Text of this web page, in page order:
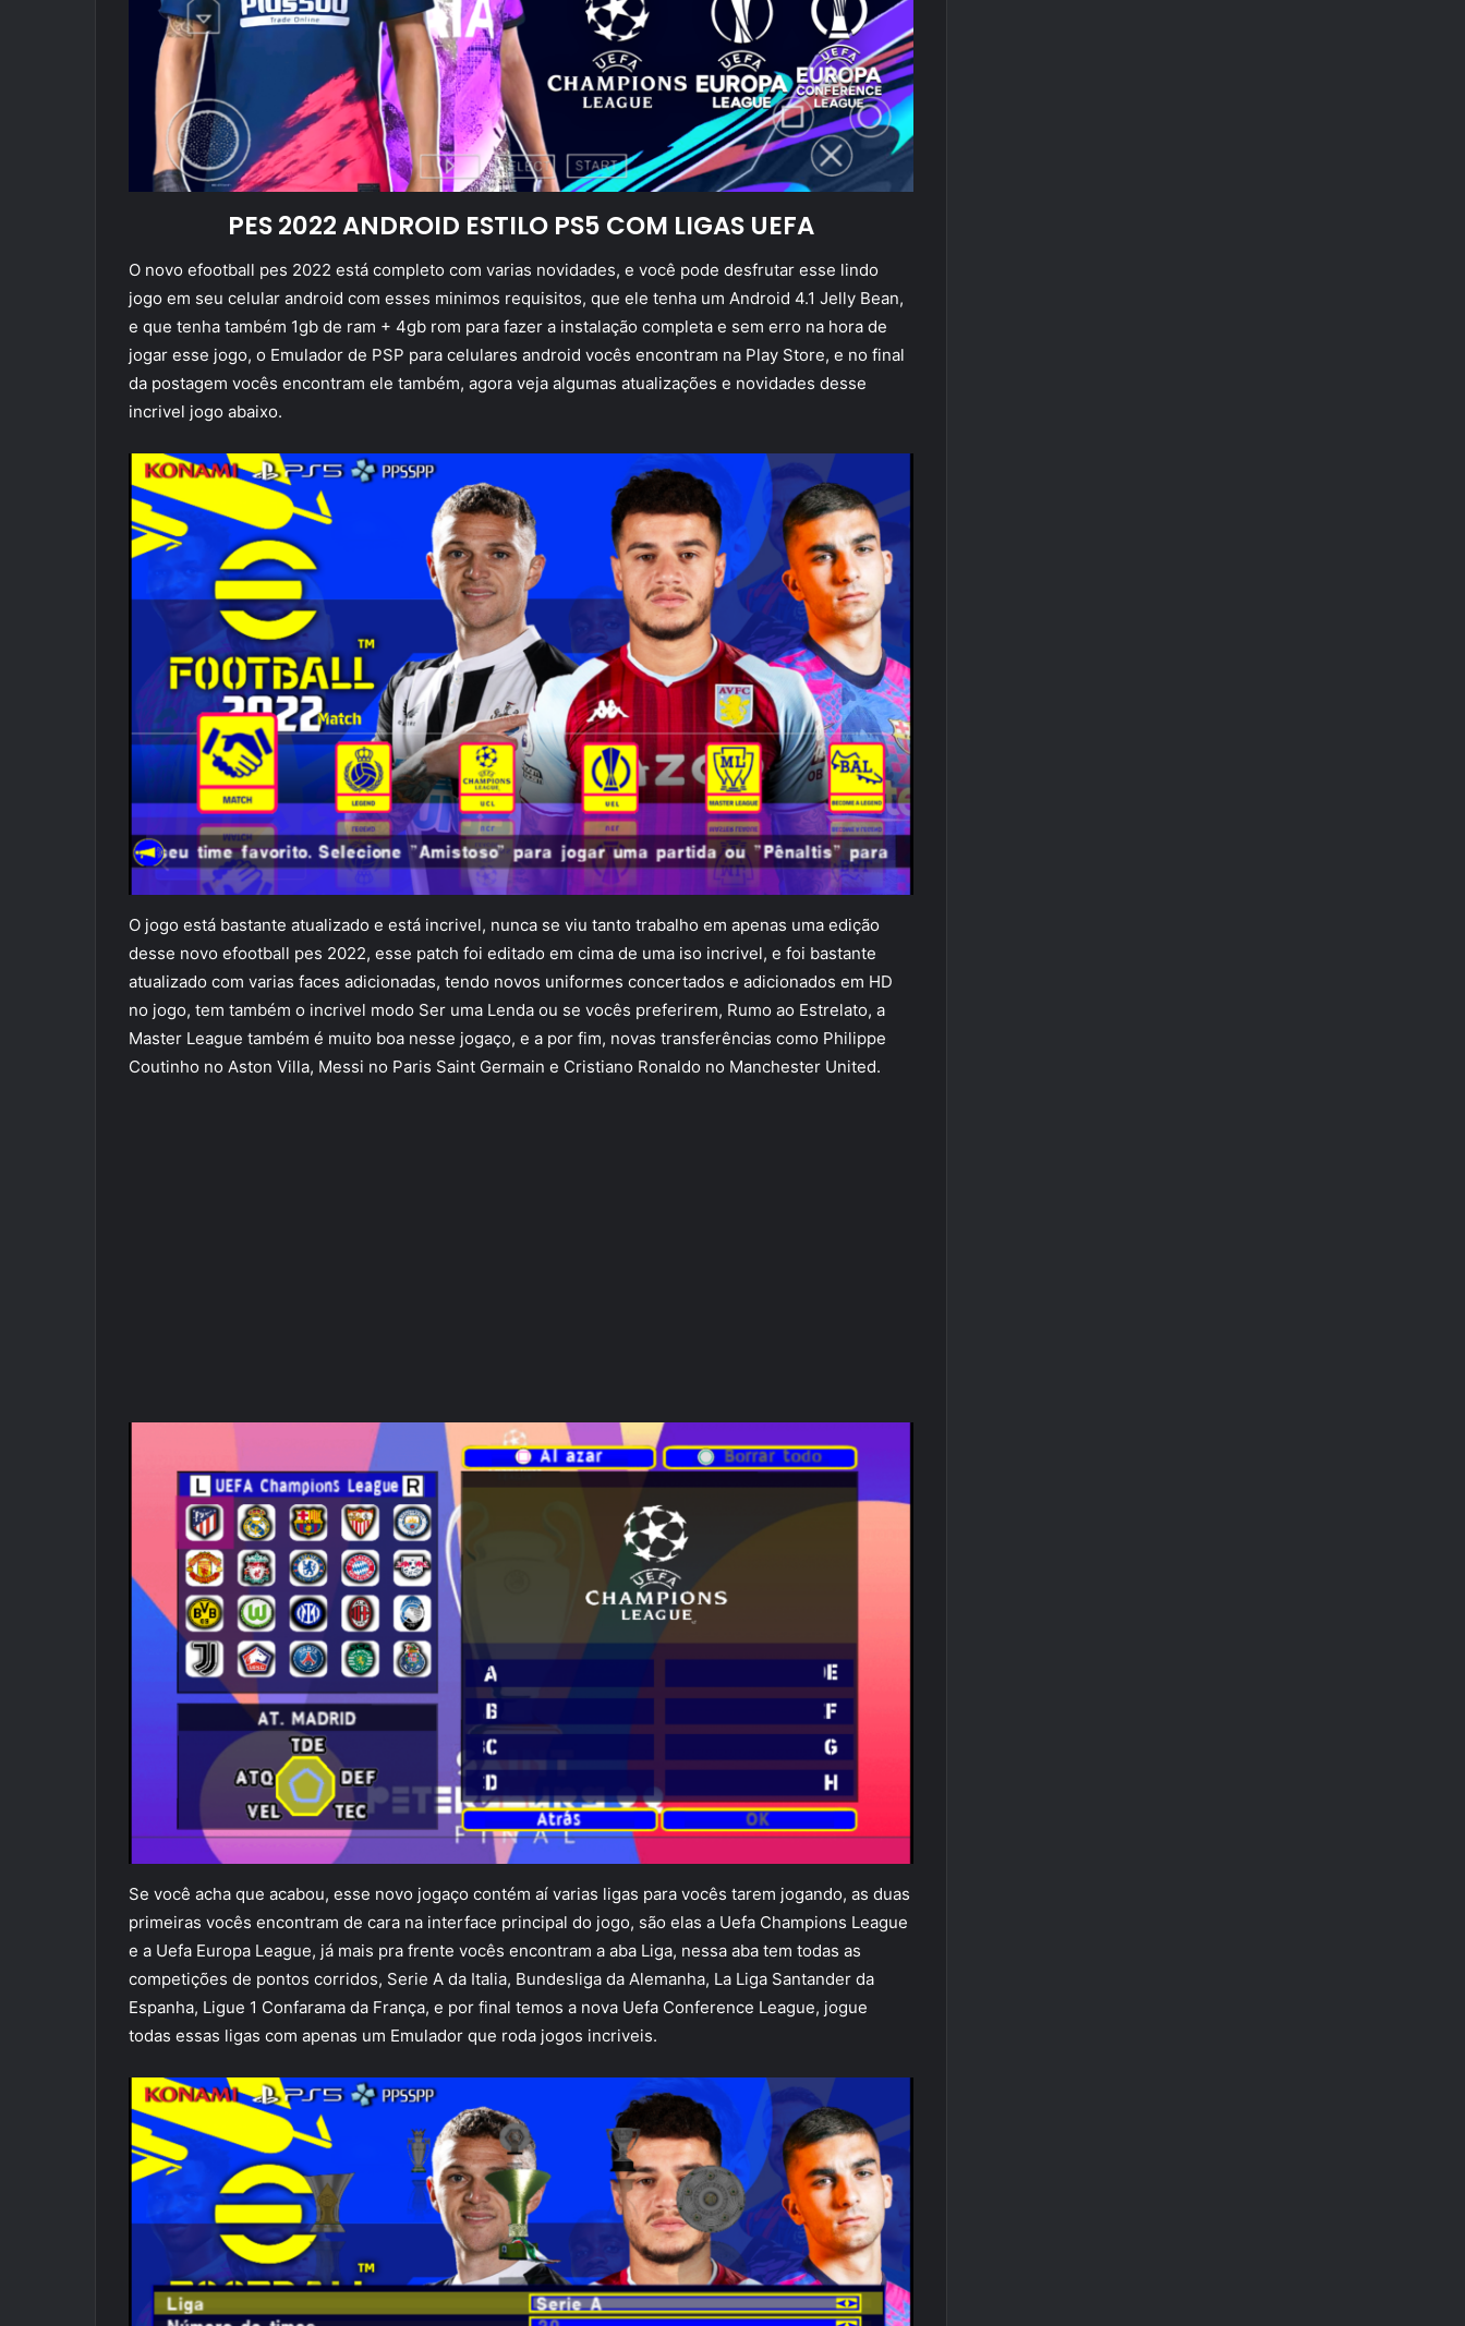
PES 2022 ANDROID ESTILO PS5 COM LIGAS UEFA
O novo efootball pes 2022 está completo com varias novidades, e você pode desfrutar esse lindo
jogo em seu celular android com esses minimos requisitos, que ele tenha um Android 4.1 Jelly Bean,
e que tenha também 1gb de ram + 4gb rom para fazer a instalação completa e sem erro na hora de
jogar esse jogo, o Emulador de PSP para celulares android vocês encontram na Play Store, e no final
da postagem vocês encontram ele também, agora veja algumas atualizações e novidades desse
incrivel jogo abaixo.
O jogo está bastante atualizado e está incrivel, nunca se viu tanto trabalho em apenas uma edição
desse novo efootball pes 2022, esse patch foi editado em cima de uma iso incrivel, e foi bastante
atualizado com varias faces adicionadas, tendo novos uniformes concertados e adicionados em HD
no jogo, tem também o incrivel modo Ser uma Lenda ou se vocês preferirem, Rumo ao Estrelato, a
Master League também é muito boa nesse jogaço, e a por fim, novas transferências como Philippe
Coutinho no Aston Villa, Messi no Paris Saint Germain e Cristiano Ronaldo no Manchester United.
Se você acha que acabou, esse novo jogaço contém aí varias ligas para vocês tarem jogando, as duas
primeiras vocês encontram de cara na interface principal do jogo, são elas a Uefa Champions League
e a Uefa Europa League, já mais pra frente vocês encontram a aba Liga, nessa aba tem todas as
competições de pontos corridos, Serie A da Italia, Bundesliga da Alemanha, La Liga Santander da
Espanha, Ligue 1 Confarama da França, e por final temos a nova Uefa Conference League, jogue
todas essas ligas com apenas um Emulador que roda jogos incriveis.